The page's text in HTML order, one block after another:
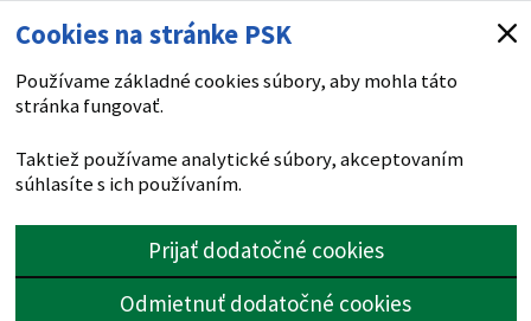
Cookies na stránke PSK
Používame základné cookies súbory, aby mohla táto
stránka fungovať.
Taktiež používame analytické súbory, akceptovaním
súhlasíte s ich používaním.
Prijať dodatočné cookies
Odmietnuť dodatočné cookies